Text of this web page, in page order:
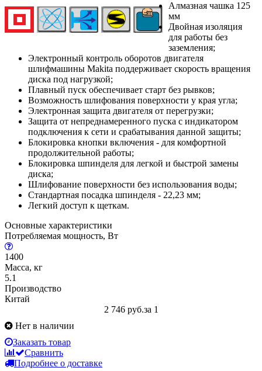
Алмазная чашка 125
мм
Двойная изоляция
для работы без
заземления;
Электронный контроль оборотов двигателя
шлифмашины Makita поддерживает скорость вращения
диска под нагрузкой;
Плавный пуск обеспечивает старт без рывков;
Возможность шлифования поверхности у края угла;
Электронная защита двигателя от перегрузки;
Защита от непреднамеренного пуска с индикатором
подключения к сети и срабатывания данной защиты;
Блокировка кнопки включения - для комфортной
продолжительной работы;
Блокировка шпинделя для легкой и быстрой замены
диска;
Шлифование поверхности без использования воды;
Стандартная посадка шпинделя - 22,23 мм;
Легкий доступ к щеткам.
Основные характеристики
Потребляемая мощность, Вт
1400
Масса, кг
5.1
Производство
Китай
2 746 руб.за 1
Нет в наличии
Заказать товар
Сравнить
Подробнее о доставке